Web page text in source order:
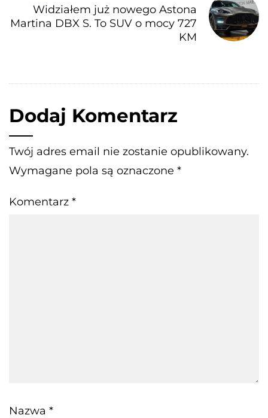
Widziałem już nowego Astona
Martina DBX S. To SUV o mocy 727
KM
Dodaj Komentarz
Twój adres email nie zostanie opublikowany.
Wymagane pola są oznaczone *
Komentarz *
Nazwa *